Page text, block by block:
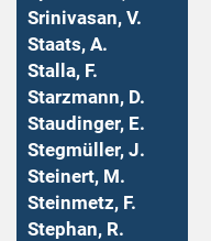
Srinivasan, V.
Staats, A.
Stalla, F.
Starzmann, D.
Staudinger, E.
Stegmüller, J.
Steinert, M.
Steinmetz, F.
Stephan, R.